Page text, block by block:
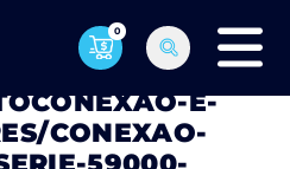
0
ENCONTRADA
E-
CONEXAO-